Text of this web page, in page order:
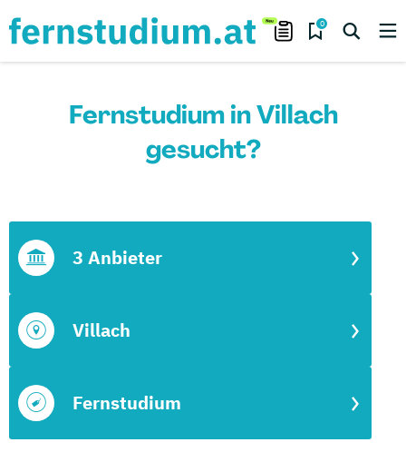
0
Fernstudium in Villach
gesucht?
Fernstudium
Villach
3 Anbieter